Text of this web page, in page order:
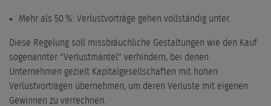
Mehr als 50 %: Verlustvorträge gehen vollständig unter.
Diese Regelung soll missbräuchliche Gestaltungen wie den Kauf
sogenannter "Verlustmäntel" verhindern, bei denen
Unternehmen gezielt Kapitalgesellschaften mit hohen
Verlustvorträgen übernehmen, um deren Verluste mit eigenen
Gewinnen zu verrechnen.